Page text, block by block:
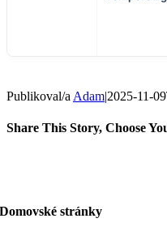
Publikoval/a Adam|2025-11-
Share This Story, Choose
Domovské stránky